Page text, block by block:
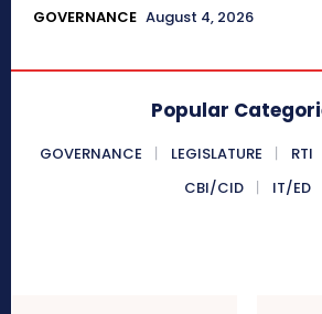
GOVERNANCE August 4, 2026
Popular
GOVERNANCE LEGISLATURE RTI
CBI/CID
IT/ED